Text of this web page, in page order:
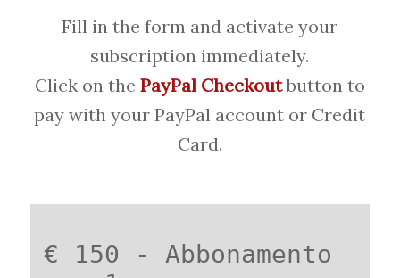
Fill in the form and activate your
subscription immediately.
Click on the PayPal Checkoutbutton to
pay with your PayPal account or Credit
Card.
€ 150 - Abbonamento